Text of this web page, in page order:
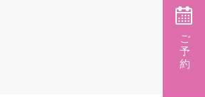
ご
予
約